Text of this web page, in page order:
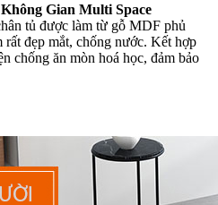
Gian Multi Space
tủ được làm từ gỗ MDF phủ
rất đẹp mắt, chống nước. Kết hợp
chống ăn mòn hoá học, đảm bảo